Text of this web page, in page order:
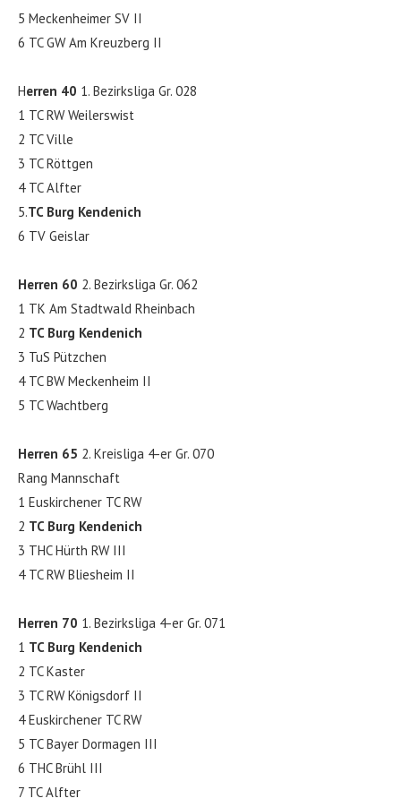
5 Meckenheimer SV II
6 TC GW Am Kreuzberg II
Herren 40 1. Bezirksliga Gr. 028
1 TC RW Weilerswist
2 TC Ville
3 TC Röttgen
4 TC Alfter
5.TC Burg Kendenich
6 TV Geislar
Herren 60 2. Bezirksliga Gr. 062
1 TK Am Stadtwald Rheinbach
2 TC Burg Kendenich
3 TuS Pützchen
4 TC BW Meckenheim II
5 TC Wachtberg
Herren 65 2. Kreisliga 4-er Gr. 070
Rang Mannschaft
1 Euskirchener TC RW
2 TC Burg Kendenich
3 THC Hürth RW III
4 TC RW Bliesheim II
Herren 70 1. Bezirksliga 4-er Gr. 071
1 TC Burg Kendenich
2 TC Kaster
3 TC RW Königsdorf II
4 Euskirchener TC RW
5 TC Bayer Dormagen III
6 THC Brühl III
7 TC Alfter